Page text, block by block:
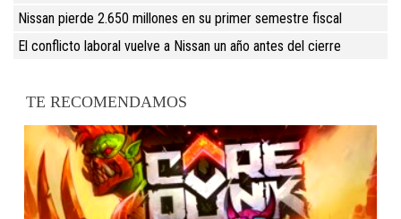
Nissan pierde 2.650 millones en su primer semestre fiscal
El conflicto laboral vuelve a Nissan un año antes del cierre
TE RECOMENDAMOS